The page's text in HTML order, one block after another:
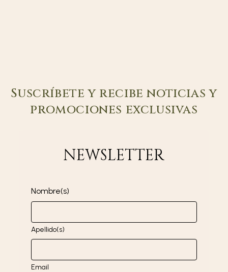
Suscríbete y recibe noticias y
promociones exclusivas
NEWSLETTER
Nombre(s)
Apellido(s)
Email